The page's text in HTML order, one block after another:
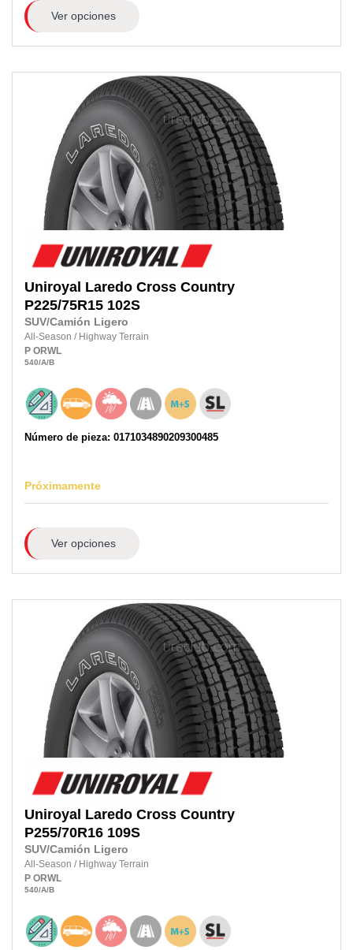
Ver opciones
Uniroyal Laredo Cross Country
P225/75R15 102S
SUV/Camión Ligero
All-Season / Highway Terrain
P ORWL
540/A/B
Número de pieza: 0171034890209300485
Próximamente
Ver opciones
Uniroyal Laredo Cross Country
P255/70R16 109S
SUV/Camión Ligero
All-Season / Highway Terrain
P ORWL
540/A/B